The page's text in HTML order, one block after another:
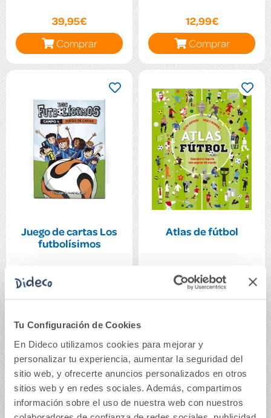
Tu Configuración de Cookies
En Dideco utilizamos cookies para mejorar y
personalizar tu experiencia, aumentar la seguridad del
sitio web, y ofrecerte anuncios personalizados en otros
sitios web y en redes sociales. Además, compartimos
información sobre el uso de nuestra web con nuestros
39,95€
Comprar
12,99€
Comprar
Juego de cartas Los
futbolísimos
Comprar
Atlas de fútbol
16,00€
Comprar